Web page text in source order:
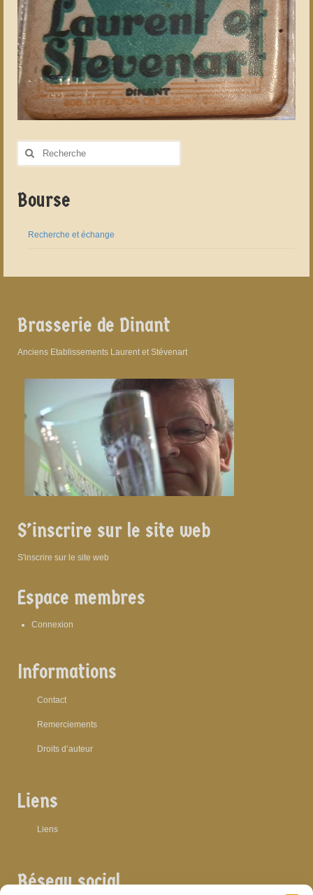
Rechercher
Bourse
Recherche et échange
Brasserie de Dinant
Anciens Etablissements Laurent et Stévenart
S’inscrire sur le site web
S'inscrire sur le site web
Espace membres
Connexion
Informations
Contact
Remerciements
Droits d’auteur
Liens
Liens
Réseau social